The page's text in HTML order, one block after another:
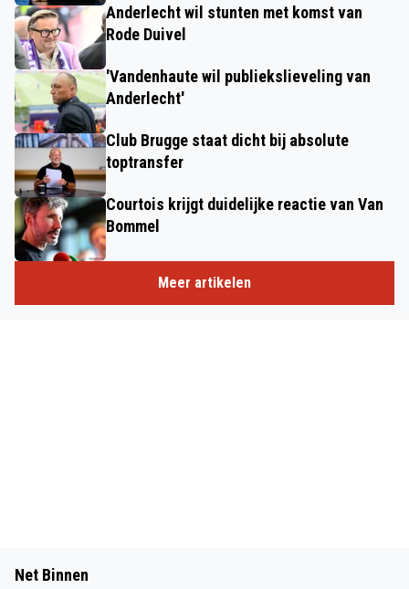
Anderlecht wil stunten met komst van
Rode Duivel
'Vandenhaute wil publiekslieveling van
Anderlecht'
Club Brugge staat dicht bij absolute
toptransfer
Courtois krijgt duidelijke reactie van Van
Bommel
Meer artikelen
Net Binnen